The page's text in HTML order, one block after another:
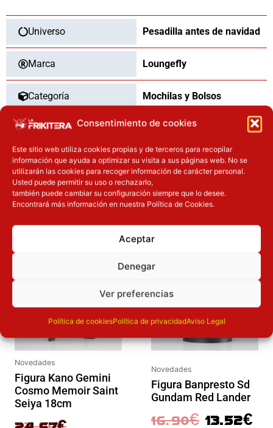
Consentimiento de cookies
Este sitio web utiliza cookies propias y de terceros para recopilar
información que ayuda a optimizar su visita a sus páginas web. No se
utilizarán las cookies para recoger información de carácter personal.
Usted puede permitir su uso o rechazarlo,
también puede cambiar su configuración siempre que lo desee.
Encontrará más información en nuestra Política de Cookies.
Aceptar
Denegar
Ver preferencias
Política de cookiesPolítica de privacidadAviso Legal
Disney
Loungefly
cantidad
Universo Pesadilla antes de navidad
Marca Loungefly
Categoría Mochilas y Bolsos
Tipo Nuevo
OTROS PRODUCTOS QUE TE
PUEDEN INTERESAR
Novedades
Figura Kano Gemini
Cosmo Memoir Saint
Seiya 18cm
El precio original era: 32.90€.
El precio actual es: 24.67€.
Novedades
Figura Banpresto Sd
Gundam Red Lander
16.90€ 13.52€